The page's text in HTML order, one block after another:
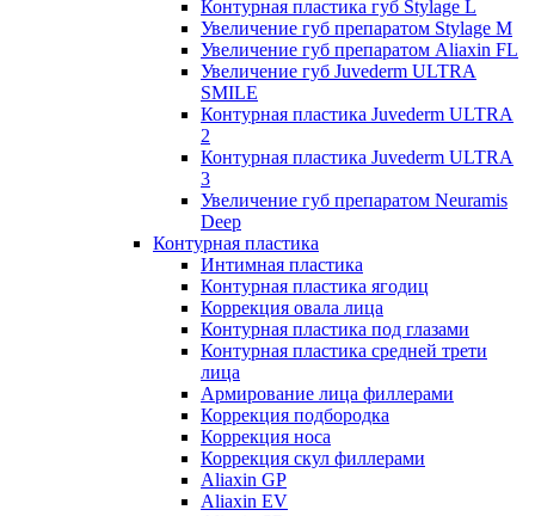
Контурная пластика губ Stylage L
Увеличение губ препаратом Stylage M
Увеличение губ препаратом Aliaxin FL
Увеличение губ Juvederm ULTRA
SMILE
Контурная пластика Juvederm ULTRA
2
Контурная пластика Juvederm ULTRA
3
Увеличение губ препаратом Neuramis
Deep
Контурная пластика
Интимная пластика
Контурная пластика ягодиц
Коррекция овала лица
Контурная пластика под глазами
Контурная пластика средней трети
лица
Армирование лица филлерами
Коррекция подбородка
Коррекция носа
Коррекция скул филлерами
Aliaxin GP
Aliaxin EV